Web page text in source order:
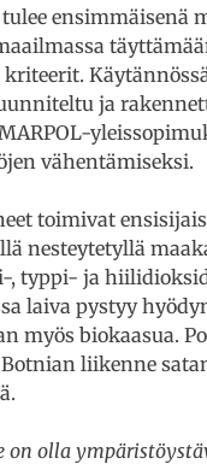
ensimmäisenä
ja
vähentämiseksi.
toimivat
nesteytetyllä
, typpi- ja
laiva pystyy
myös biokaasua.
liikenne
on olla